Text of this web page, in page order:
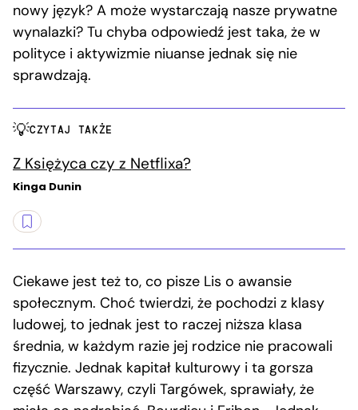
nowy język? A może wystarczają nasze prywatne
wynalazki? Tu chyba odpowiedź jest taka, że w
polityce i aktywizmie niuanse jednak się nie
sprawdzają.
CZYTAJ TAKŻE
Z Księżyca czy z Netflixa?
Kinga Dunin
Ciekawe jest też to, co pisze Lis o awansie
społecznym. Choć twierdzi, że pochodzi z klasy
ludowej, to jednak jest to raczej niższa klasa
średnia, w każdym razie jej rodzice nie pracowali
fizycznie. Jednak kapitał kulturowy i ta gorsza
część Warszawy, czyli Targówek, sprawiały, że